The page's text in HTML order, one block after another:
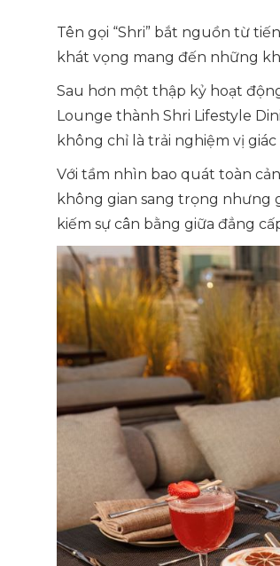
Tên gọi “Shri” bắt nguồn từ
khát vọng mang đến những
Sau hơn một thập kỷ hoạt
Lounge thành Shri Lifestyle
không chỉ là trải nghiệm vị
Với tầm nhìn bao quát toàn
không gian sang trọng nhưng
kiếm sự cân bằng giữa đẳng